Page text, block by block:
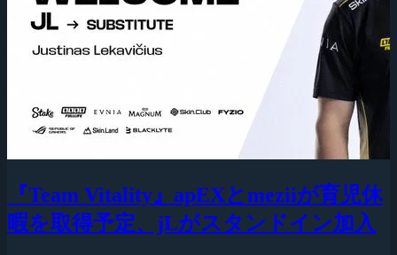
『Team Vitality』apEXとmeziiが育児休
暇を取得予定、jLがスタンドイン加入